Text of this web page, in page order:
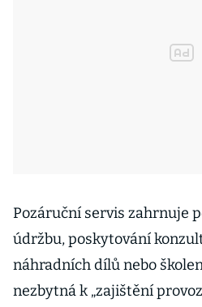
Pozáruční servis zahrnuje
údržbu, poskytování
náhradních dílů nebo
nezbytná k „zajištění